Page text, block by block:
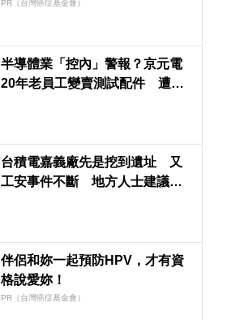
PR（台灣癌症基金會）
半導體業「控內」警報？京元電
20年老員工變賣測試配件 遭證
台積電嘉義廠先是挖到遺址 又
工安事件不斷 地方人士建議捐
伴侶和妳一起預防HPV，才有資
格說愛妳！
PR（台灣癌症基金會）